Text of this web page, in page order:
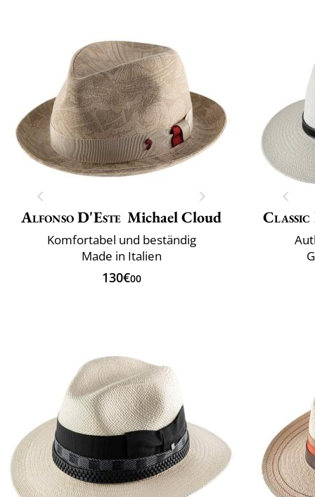
Alfonso D'Este Michael Cloud
Komfortabel und beständig
Made in Italien
130€00